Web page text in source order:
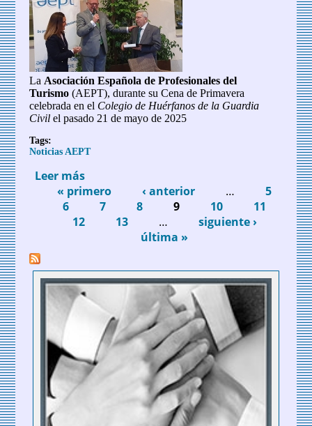
La Asociación Española de Profesionales del
Turismo (AEPT), durante su Cena de Primavera
celebrada en el Colegio de Huérfanos de la Guardia
Civil el pasado 21 de mayo de 2025
Tags:
Noticias AEPT
Leer más
Reconocimiento MAGISTER - AEPT a D.
Manuel Figuerola Palomo
Páginas
« primero ‹ anterior …
5
6
7 8 9 10
11
12
13 …
siguiente ›
última »